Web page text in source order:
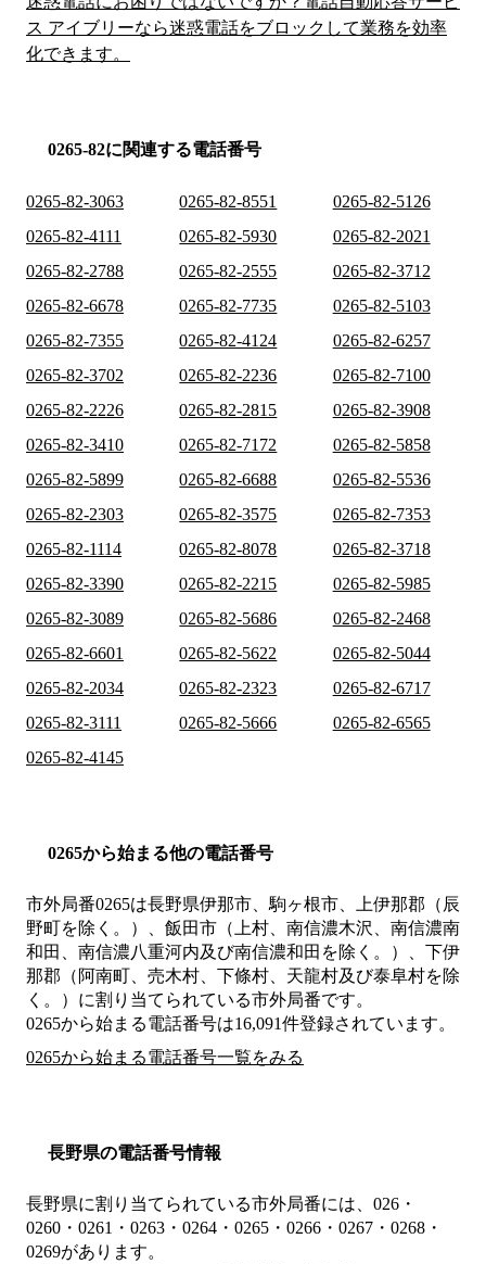
ス アイブリーなら迷惑電話をブロックして業務を効率
化できます。
0265-82に関連する電話番号
0265-82-3063 0265-82-8551
0265-82-5126
0265-82-4111
0265-82-5930
0265-82-2021
0265-82-2788
0265-82-2555
0265-82-3712
0265-82-6678
0265-82-7735
0265-82-5103
0265-82-7355
0265-82-4124
0265-82-6257
0265-82-3702
0265-82-2236
0265-82-7100
0265-82-2226
0265-82-2815
0265-82-3908
0265-82-3410
0265-82-7172
0265-82-5858
0265-82-5899
0265-82-6688
0265-82-5536
0265-82-2303
0265-82-3575
0265-82-7353
0265-82-1114
0265-82-8078
0265-82-3718
0265-82-3390
0265-82-2215
0265-82-5985
0265-82-3089
0265-82-5686
0265-82-2468
0265-82-6601
0265-82-5622
0265-82-5044
0265-82-2034
0265-82-2323
0265-82-6717
0265-82-3111
0265-82-5666
0265-82-6565
0265-82-4145
0265から始まる他の電話番号
市外局番0265は長野県伊那市、駒ヶ根市、上伊那郡（辰
野町を除く。）、飯田市（上村、南信濃木沢、南信濃南
和田、南信濃八重河内及び南信濃和田を除く。）、下伊
那郡（阿南町、売木村、下條村、天龍村及び泰阜村を除
く。） に割り当てられている市外局番です。
0265から始まる電話番号は16,091件登録されています。
0265から始まる電話番号一覧をみる
長野県の電話番号情報
長野県に割り当てられている市外局番には、026・
0260・0261・0263・0264・0265・0266・0267・0268・
0269があります。